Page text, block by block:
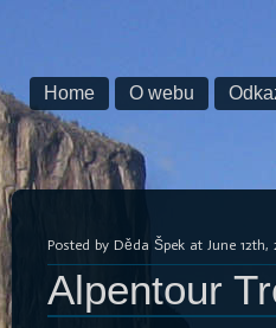
Home O webu
Posted by Děda Špek at June 12th,
Alpentour